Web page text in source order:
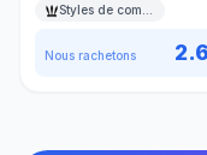
Nous rachetons